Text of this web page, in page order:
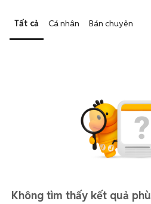
Tất cả Cá nhân Bán chuyên
Không tìm thấy kết quả